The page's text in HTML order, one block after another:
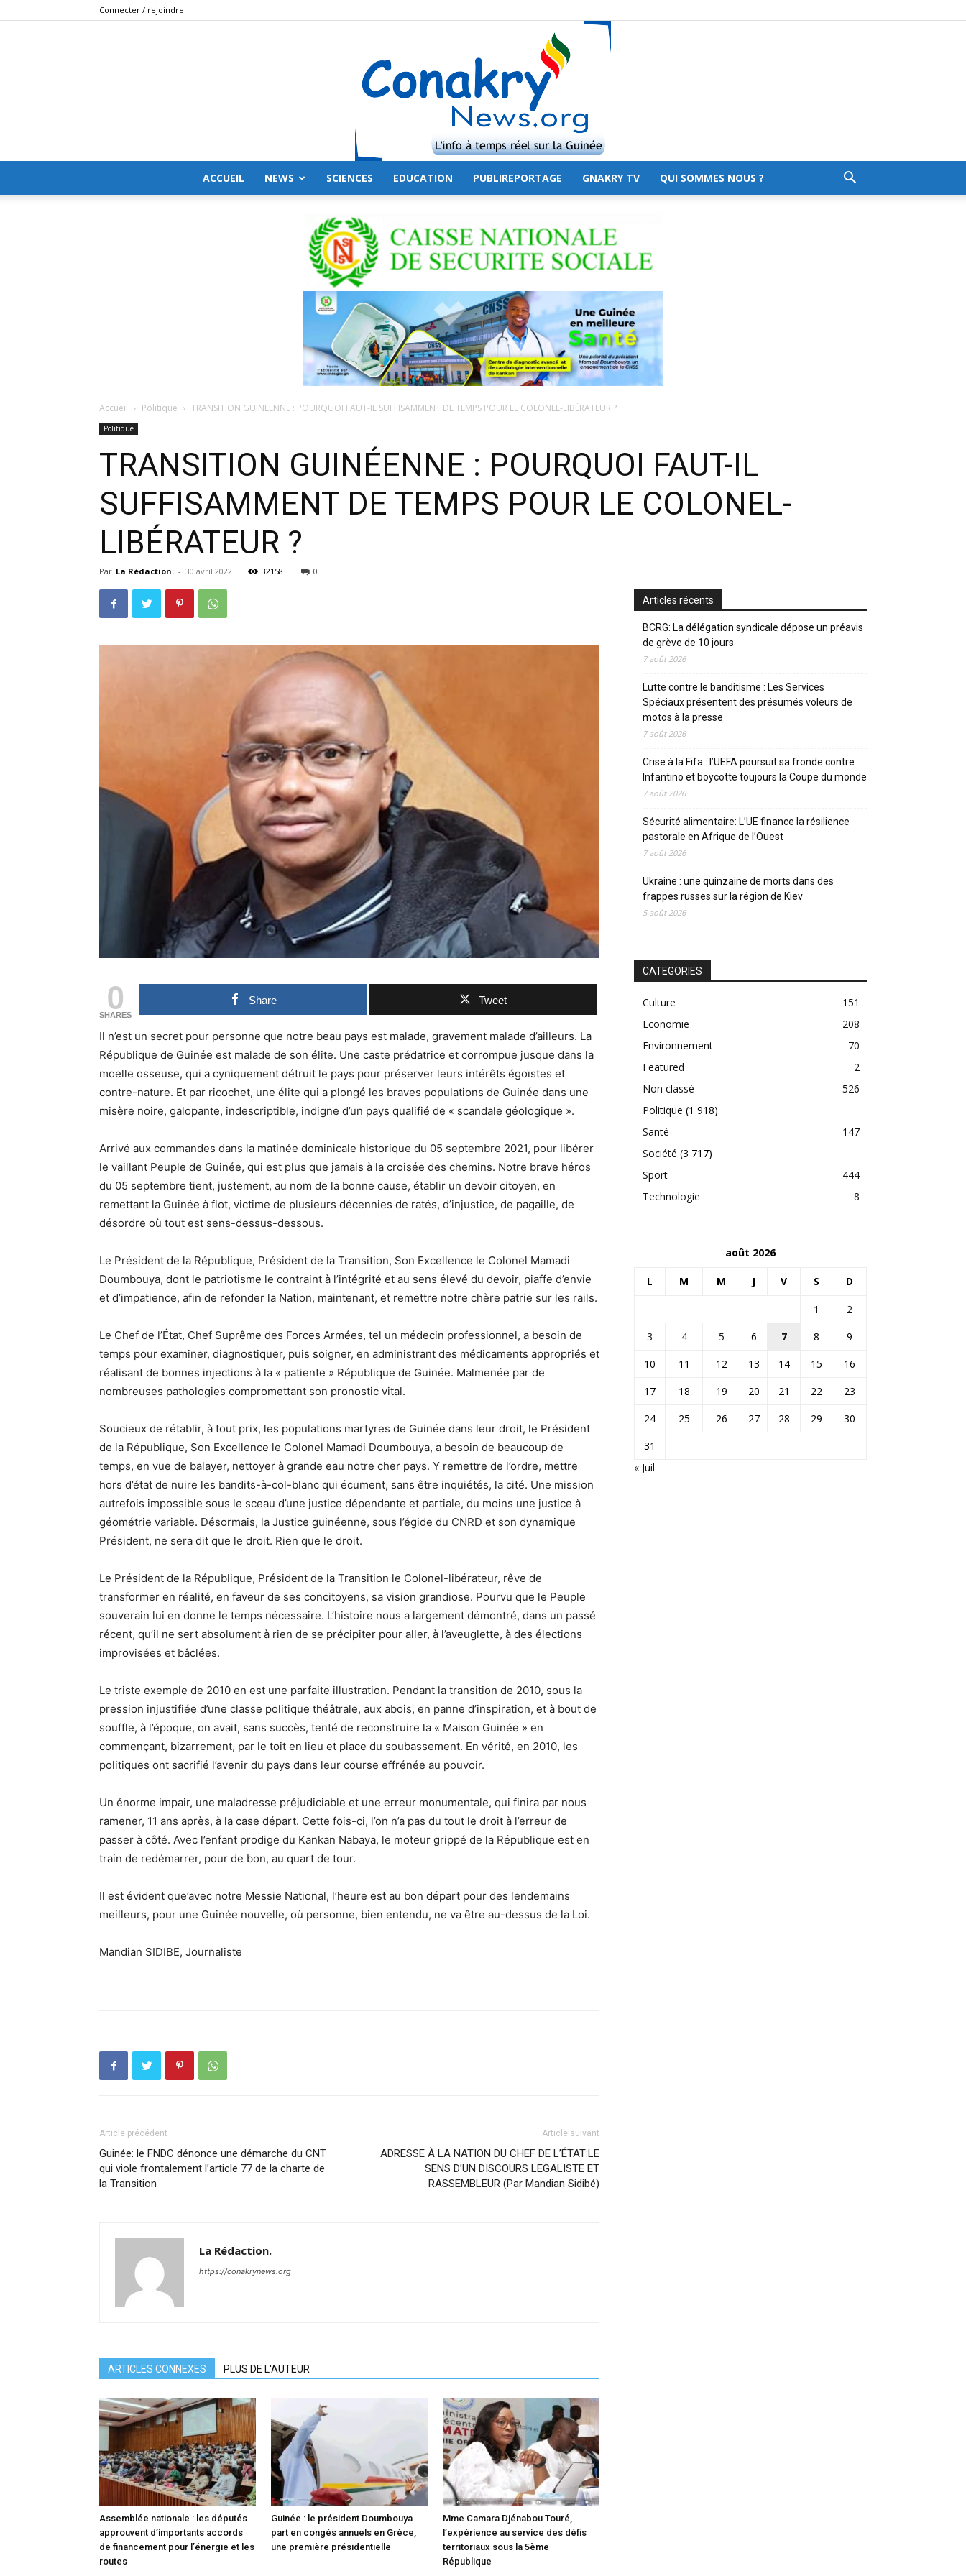
Connecter / rejoindre
ACCUEIL NEWS SCIENCES EDUCATION PUBLIREPORTAGE GNAKRY TV QUI SOMMES NOUS ?
Accueil Politique TRANSITION GUINÉENNE : POURQUOI FAUT-IL SUFFISAMMENT DE TEMPS POUR LE COLONEL-LIBÉRATEUR ?
Politique
TRANSITION GUINÉENNE : POURQUOI FAUT-IL
SUFFISAMMENT DE TEMPS POUR LE COLONEL-
LIBÉRATEUR ?
Par La Rédaction. - 30 avril 2022 32158 0
0
SHARES
Share Tweet
Il n’est un secret pour personne que notre beau pays est malade, gravement malade d’ailleurs. La
République de Guinée est malade de son élite. Une caste prédatrice et corrompue jusque dans la
moelle osseuse, qui a cyniquement détruit le pays pour préserver leurs intérêts égoïstes et
contre-nature. Et par ricochet, une élite qui a plongé les braves populations de Guinée dans une
misère noire, galopante, indescriptible, indigne d’un pays qualifié de « scandale géologique ».
Arrivé aux commandes dans la matinée dominicale historique du 05 septembre 2021, pour libérer
le vaillant Peuple de Guinée, qui est plus que jamais à la croisée des chemins. Notre brave héros
du 05 septembre tient, justement, au nom de la bonne cause, établir un devoir citoyen, en
remettant la Guinée à flot, victime de plusieurs décennies de ratés, d’injustice, de pagaille, de
désordre où tout est sens-dessus-dessous.
Le Président de la République, Président de la Transition, Son Excellence le Colonel Mamadi
Doumbouya, dont le patriotisme le contraint à l’intégrité et au sens élevé du devoir, piaffe d’envie
et d’impatience, afin de refonder la Nation, maintenant, et remettre notre chère patrie sur les rails.
Le Chef de l’État, Chef Suprême des Forces Armées, tel un médecin professionnel, a besoin de
temps pour examiner, diagnostiquer, puis soigner, en administrant des médicaments appropriés et
réalisant de bonnes injections à la « patiente » République de Guinée. Malmenée par de
nombreuses pathologies compromettant son pronostic vital.
Soucieux de rétablir, à tout prix, les populations martyres de Guinée dans leur droit, le Président
de la République, Son Excellence le Colonel Mamadi Doumbouya, a besoin de beaucoup de
temps, en vue de balayer, nettoyer à grande eau notre cher pays. Y remettre de l’ordre, mettre
hors d’état de nuire les bandits-à-col-blanc qui écument, sans être inquiétés, la cité. Une mission
autrefois impossible sous le sceau d’une justice dépendante et partiale, du moins une justice à
géométrie variable. Désormais, la Justice guinéenne, sous l’égide du CNRD et son dynamique
Président, ne sera dit que le droit. Rien que le droit.
Le Président de la République, Président de la Transition le Colonel-libérateur, rêve de
transformer en réalité, en faveur de ses concitoyens, sa vision grandiose. Pourvu que le Peuple
souverain lui en donne le temps nécessaire. L’histoire nous a largement démontré, dans un passé
récent, qu’il ne sert absolument à rien de se précipiter pour aller, à l’aveuglette, à des élections
improvisées et bâclées.
Le triste exemple de 2010 en est une parfaite illustration. Pendant la transition de 2010, sous la
pression injustifiée d’une classe politique théâtrale, aux abois, en panne d’inspiration, et à bout de
souffle, à l’époque, on avait, sans succès, tenté de reconstruire la « Maison Guinée » en
commençant, bizarrement, par le toit en lieu et place du soubassement. En vérité, en 2010, les
politiques ont sacrifié l’avenir du pays dans leur course effrénée au pouvoir.
Un énorme impair, une maladresse préjudiciable et une erreur monumentale, qui finira par nous
ramener, 11 ans après, à la case départ. Cette fois-ci, l’on n’a pas du tout le droit à l’erreur de
passer à côté. Avec l’enfant prodige du Kankan Nabaya, le moteur grippé de la République est en
train de redémarrer, pour de bon, au quart de tour.
Il est évident que’avec notre Messie National, l’heure est au bon départ pour des lendemains
meilleurs, pour une Guinée nouvelle, où personne, bien entendu, ne va être au-dessus de la Loi.
Mandian SIDIBE, Journaliste
Article précédent
Guinée: le FNDC dénonce une démarche du CNT
qui viole frontalement l’article 77 de la charte de
la Transition
Article suivant
ADRESSE À LA NATION DU CHEF DE L’ÉTAT:LE
SENS D’UN DISCOURS LEGALISTE ET
RASSEMBLEUR (Par Mandian Sidibé)
La Rédaction.
https://conakrynews.org
ARTICLES CONNEXES PLUS DE L'AUTEUR
Assemblée nationale : les députés
approuvent d’importants accords
de financement pour l’énergie et les
routes
Guinée : le président Doumbouya
part en congés annuels en Grèce,
une première présidentielle
Mme Camara Djénabou Touré,
l’expérience au service des défis
territoriaux sous la 5ème
République
Articles récents
BCRG: La délégation syndicale dépose un préavis
de grève de 10 jours
7 août 2026
Lutte contre le banditisme : Les Services
Spéciaux présentent des présumés voleurs de
motos à la presse
7 août 2026
Crise à la Fifa : l’UEFA poursuit sa fronde contre
Infantino et boycotte toujours la Coupe du monde
7 août 2026
Sécurité alimentaire: L’UE finance la résilience
pastorale en Afrique de l’Ouest
7 août 2026
Ukraine : une quinzaine de morts dans des
frappes russes sur la région de Kiev
5 août 2026
CATEGORIES
Culture
151
Economie
208
Environnement
70
Featured
2
Non classé
526
Politique (1 918)
Santé
147
Société (3 717)
Sport
444
Technologie
8
août 2026
L M M J V S D
1
2
3
4 5 6 7 8
9
10
11 12 13 14 15
16
17
18 19 20 21 22
23
24
25 26 27 28 29
30
31
« Juil